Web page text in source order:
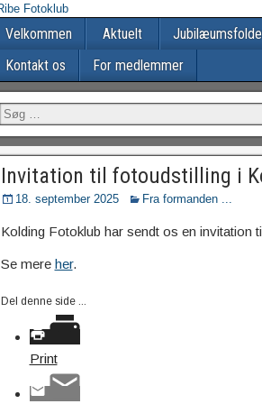
Velkommen Aktuelt
Kontakt os
For medlemmer
Invitation til fotoudstilling i
18. september 2025 Fra formanden ...
Kolding Fotoklub har sendt os en invitation
Se mere her.
Del denne side ...
Print